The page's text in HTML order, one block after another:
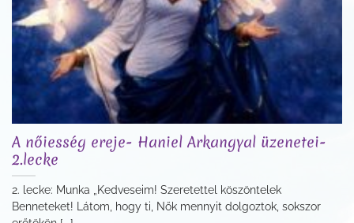
A nőiesség ereje- Haniel Arkangyal üzenetei-
2.lecke
2. lecke: Munka „Kedveseim! Szeretettel köszöntelek
Benneteket! Látom, hogy ti, Nők mennyit dolgoztok, sokszor